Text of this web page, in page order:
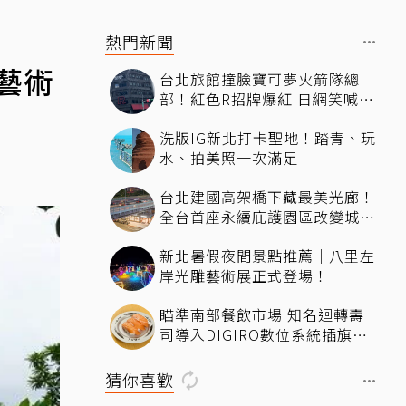
術
熱門新聞
台北旅館撞臉寶可夢火箭隊總
部！紅色R招牌爆紅 日網笑喊：
洗版IG新北打卡聖地！踏青、玩
水、拍美照一次滿足
台北建國高架橋下藏最美光廊！
全台首座永續庇護園區改變城市
新北暑假夜間景點推薦｜八里左
岸光雕藝術展正式登場！
瞄準南部餐飲市場 知名迴轉壽
司導入DIGIRO數位系統插旗台
猜你喜歡